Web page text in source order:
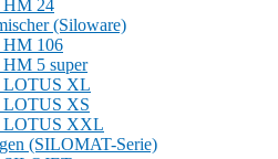
HM 24
(Siloware)
HM 106
5 super
LOTUS XL
LOTUS XS
LOTUS XXL
(SILOMAT-Serie)